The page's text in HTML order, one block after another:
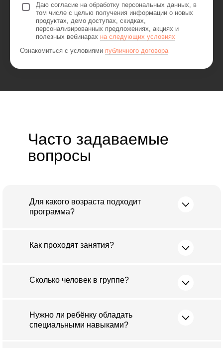
Даю согласие на обработку персональных данных, в
том числе с целью получения информации о новых
продуктах, демо доступах, скидках,
персонализированных предложениях, акциях и
полезных вебинарах на следующих условиях
Ознакомиться с условиями публичного договора
Часто задаваемые
вопросы
Для какого возраста подходит
программа?
Как проходят занятия?
Сколько человек в группе?
Нужно ли ребёнку обладать
специальными навыками?